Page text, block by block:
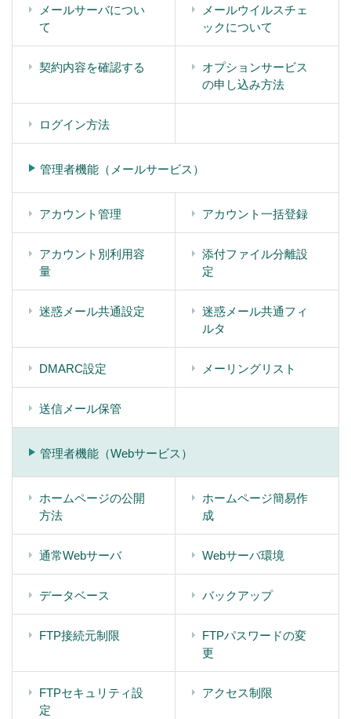
メールサーバについ
て
メールウイルスチェ
ックについて
契約内容を確認する
オプションサービス
の申し込み方法
ログイン方法
管理者機能（メールサービス）
アカウント管理 アカウント一括登録
アカウント別利用容
量
添付ファイル分離設
定
迷惑メール共通設定
迷惑メール共通フィ
ルタ
DMARC設定 メーリングリスト
送信メール保管
管理者機能（Webサービス）
ホームページの公開
方法
ホームページ簡易作
成
通常Webサーバ Webサーバ環境
データベース バックアップ
FTP接続元制限
FTPパスワードの変
更
FTPセキュリティ設
定
アクセス制限